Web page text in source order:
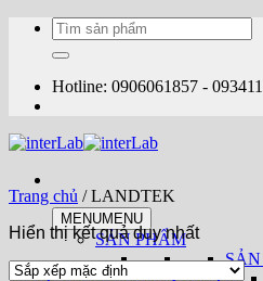
dung
Tìm
kiếm:
Hotline: 0906061857 -
MENUMENU
SẢN PHẨM
Trang chủ /LANDTEK
Hiển thị kết quả duy nhất